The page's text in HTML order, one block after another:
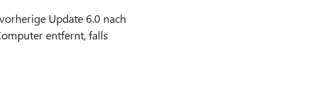
Update 6.0 nach
entfernt, falls